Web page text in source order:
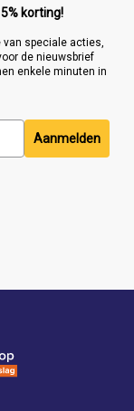
korting!
speciale acties,
de nieuwsbrief
enkele minuten in
Aanmelden